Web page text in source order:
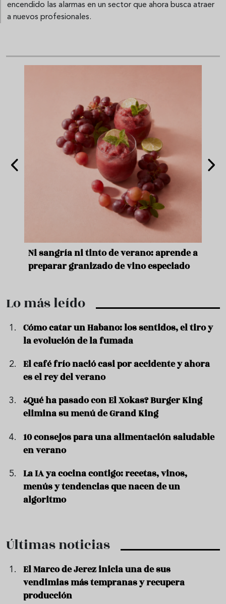
encendido las alarmas en un sector que ahora busca atraer
a nuevos profesionales.
Ni sangría ni tinto de verano: aprende a
preparar granizado de vino especiado
Lo más leído
Cómo catar un Habano: los sentidos, el tiro y
la evolución de la fumada
El café frío nació casi por accidente y ahora
es el rey del verano
¿Qué ha pasado con El Xokas? Burger King
elimina su menú de Grand King
10 consejos para una alimentación saludable
en verano
La IA ya cocina contigo: recetas, vinos,
menús y tendencias que nacen de un
algoritmo
Últimas noticias
El Marco de Jerez inicia una de sus
vendimias más tempranas y recupera
producción